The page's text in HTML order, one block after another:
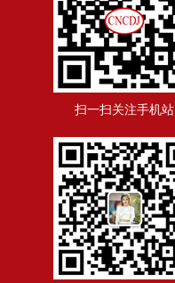
扫一扫关注手机站